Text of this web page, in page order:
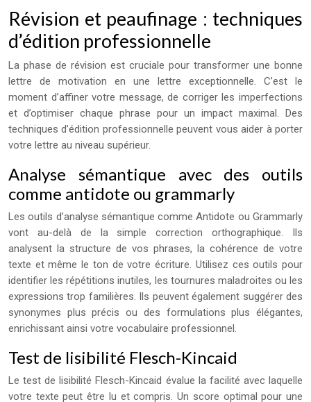
Révision et peaufinage : techniques
d’édition professionnelle
La phase de révision est cruciale pour transformer une bonne
lettre de motivation en une lettre exceptionnelle. C’est le
moment d’affiner votre message, de corriger les imperfections
et d’optimiser chaque phrase pour un impact maximal. Des
techniques d’édition professionnelle peuvent vous aider à porter
votre lettre au niveau supérieur.
Analyse sémantique avec des outils
comme antidote ou grammarly
Les outils d’analyse sémantique comme Antidote ou Grammarly
vont au-delà de la simple correction orthographique. Ils
analysent la structure de vos phrases, la cohérence de votre
texte et même le ton de votre écriture. Utilisez ces outils pour
identifier les répétitions inutiles, les tournures maladroites ou les
expressions trop familières. Ils peuvent également suggérer des
synonymes plus précis ou des formulations plus élégantes,
enrichissant ainsi votre vocabulaire professionnel.
Test de lisibilité Flesch-Kincaid
Le test de lisibilité Flesch-Kincaid évalue la facilité avec laquelle
votre texte peut être lu et compris. Un score optimal pour une